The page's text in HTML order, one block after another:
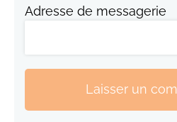
Adresse de messagerie
Laisser un